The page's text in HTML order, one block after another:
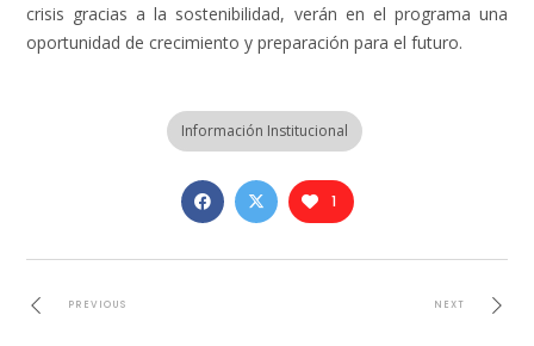
crisis gracias a la sostenibilidad, verán en el programa una
oportunidad de crecimiento y preparación para el futuro.
Información Institucional
1
PREVIOUS NEXT